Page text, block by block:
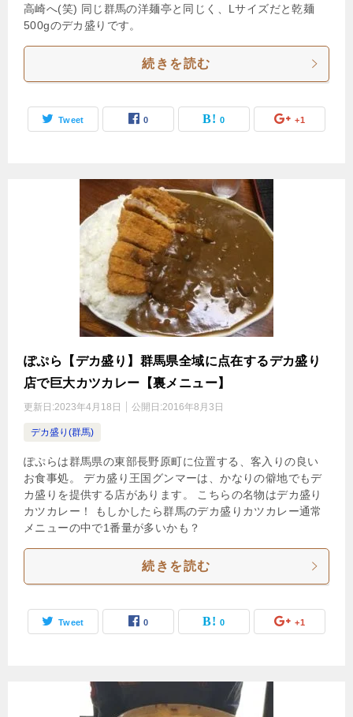
高崎へ(笑) 同じ群馬の洋麺亭と同じく、Lサイズだと乾麺
500gのデカ盛りです。
続きを読む
Tweet 0 0 +1
ぽぷら【デカ盛り】群馬県全域に点在するデカ盛り
店で巨大カツカレー【裏メニュー】
更新日:2023年4月18日 公開日:2016年8月3日
デカ盛り(群馬)
ぽぷらは群馬県の東部長野原町に位置する、客入りの良い
お食事処。 デカ盛り王国グンマーは、かなりの僻地でもデ
カ盛りを提供する店があります。 こちらの名物はデカ盛り
カツカレー！ もしかしたら群馬のデカ盛りカツカレー通常
メニューの中で1番量が多いかも？
続きを読む
Tweet 0 0 +1